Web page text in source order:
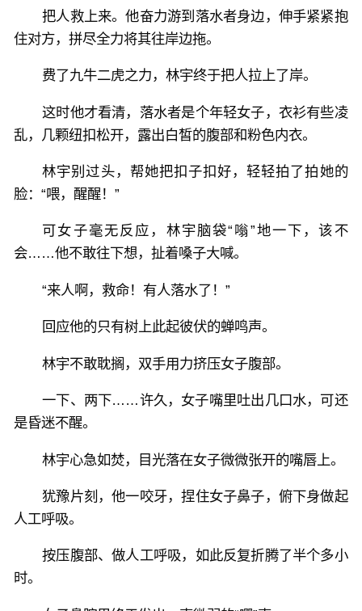
把人救上来。他奋力游到落水者身边，伸手紧紧抱
住对方，拼尽全力将其往岸边拖。
费了九牛二虎之力，林宇终于把人拉上了岸。
这时他才看清，落水者是个年轻女子，衣衫有些凌
乱，几颗纽扣松开，露出白皙的腹部和粉色内衣。
林宇别过头，帮她把扣子扣好，轻轻拍了拍她的
脸：“喂，醒醒！”
可女子毫无反应，林宇脑袋“嗡”地一下，该不
会……他不敢往下想，扯着嗓子大喊。
“来人啊，救命！有人落水了！”
回应他的只有树上此起彼伏的蝉鸣声。
林宇不敢耽搁，双手用力挤压女子腹部。
一下、两下……许久，女子嘴里吐出几口水，可还
是昏迷不醒。
林宇心急如焚，目光落在女子微微张开的嘴唇上。
犹豫片刻，他一咬牙，捏住女子鼻子，俯下身做起
人工呼吸。
按压腹部、做人工呼吸，如此反复折腾了半个多小
时。